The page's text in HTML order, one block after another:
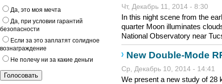
Да, это моя мечта
Да, при условии гарантий
безопасности
Если за это заплатят солидное
вознаграждение
Не полечу ни за какие деньги
Чт, Декабрь 11, 2014 - 8:30
In this night scene from the
quarter Moon illuminates
National Observatory near
New Double-Mode
Ср, Декабрь 10, 2014 - 14:41
We present a new study of 28